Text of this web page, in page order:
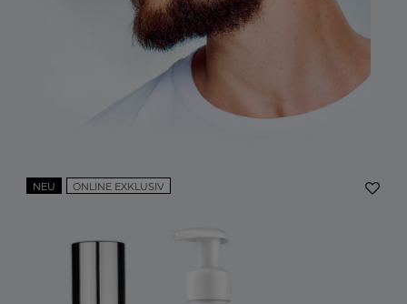
NEU ONLINE EXKLUSIV